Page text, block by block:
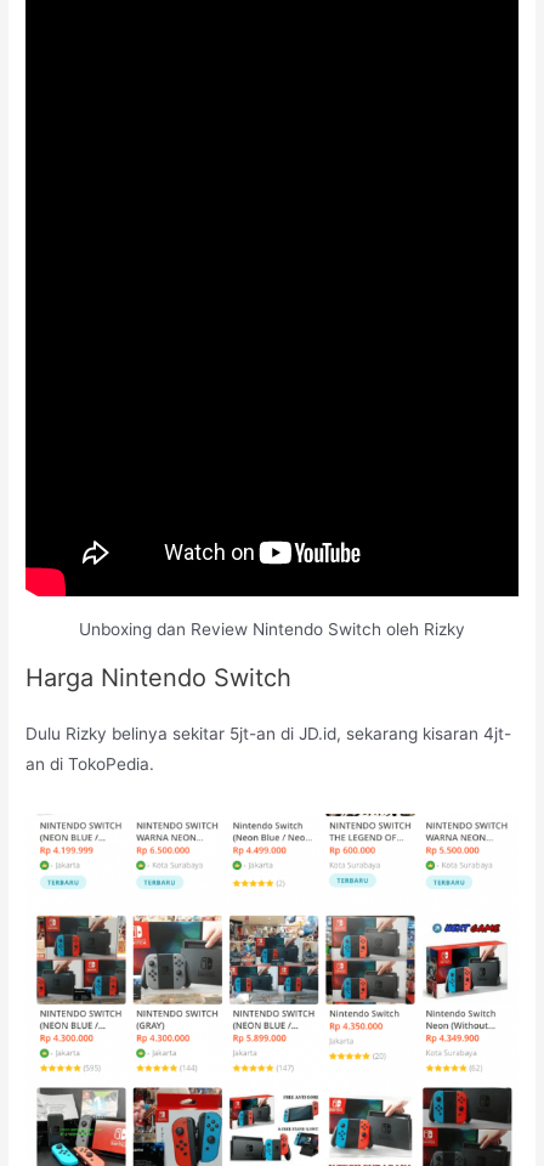
Unboxing dan Review Nintendo Switch oleh Rizky
Harga Nintendo Switch
Dulu Rizky belinya sekitar 5jt-an di JD.id, sekarang kisaran 4jt-
an di TokoPedia.